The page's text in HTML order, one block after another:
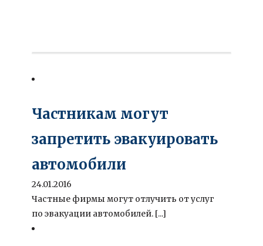
Частникам могут
запретить эвакуировать
автомобили
24.01.2016
Частные фирмы могут отлучить от услуг
по эвакуации автомобилей. [...]